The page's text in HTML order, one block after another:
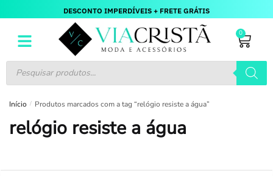
DESCONTO IMPERDÍVEIS + FRETE GRÁTIS
0
Início / Produtos marcados com a tag “relógio resiste a água”
relógio resiste a água